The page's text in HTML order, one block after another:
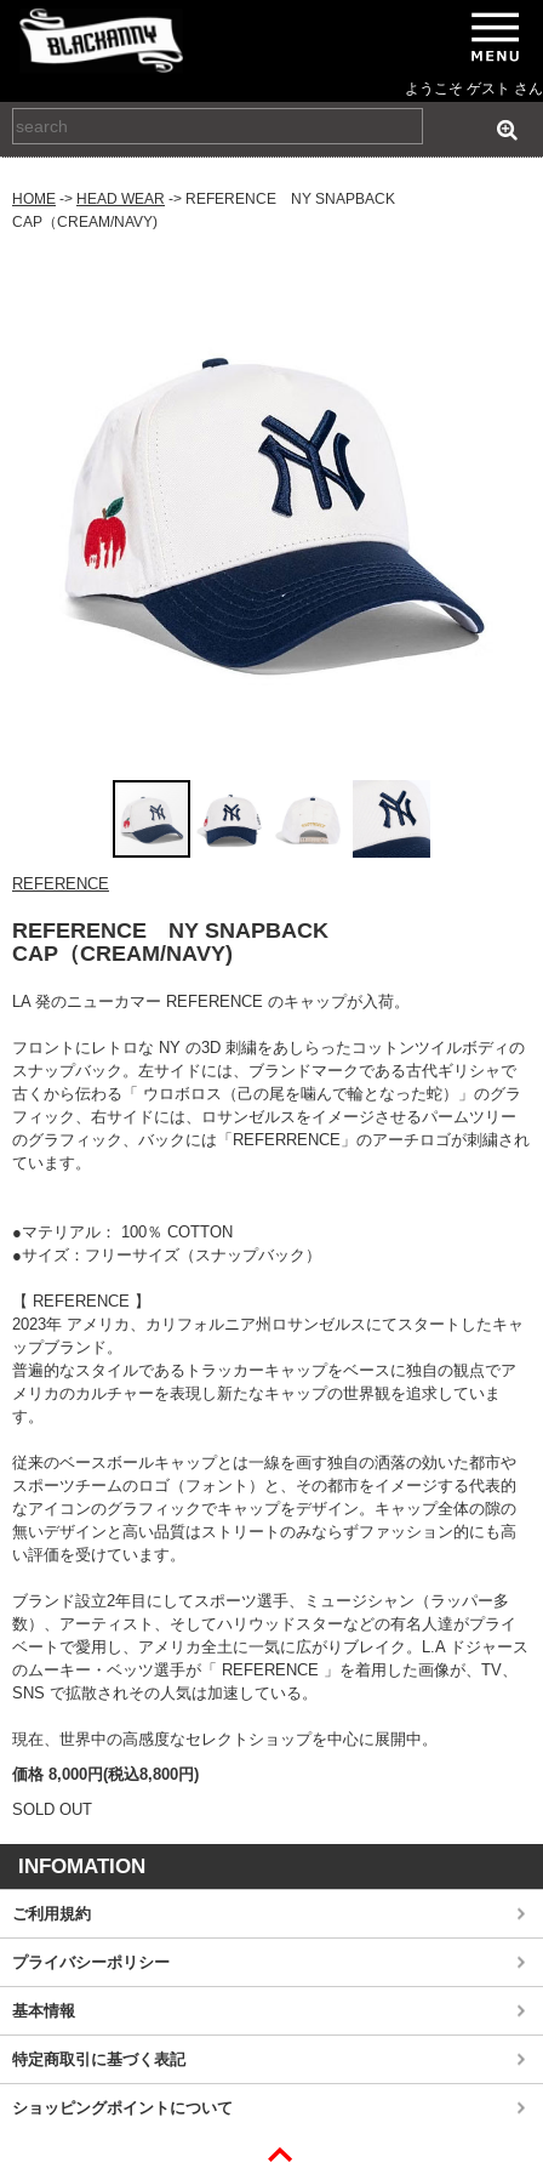
ようこそ ゲスト さん
HOME -> HEAD WEAR -> REFERENCE NY SNAPBACK
CAP（CREAM/NAVY)
REFERENCE
REFERENCE NY SNAPBACK
CAP（CREAM/NAVY)
LA 発のニューカマー REFERENCE のキャップが入荷。
フロントにレトロな NY の3D 刺繍をあしらったコットンツイルボディの
スナップバック。 左サイドには、ブランドマークである古代ギリシャで
古くから伝わる「 ウロボロス（己の尾を噛んで輪となった蛇）」のグラ
フィック、右サイドには、ロサンゼルスをイメージさせるパームツリー
のグラフィック、バックには「REFERRENCE」のアーチロゴが刺繍され
ています。
●マテリアル： 100％ COTTON
●サイズ：フリーサイズ（スナップバック）
【 REFERENCE 】
2023年 アメリカ、カリフォルニア州ロサンゼルスにてスタートしたキャ
ップブランド。
普遍的なスタイルであるトラッカーキャップをベースに独自の観点でア
メリカのカルチャーを表現し新たなキャップの世界観を追求していま
す。
従来のベースボールキャップとは一線を画す独自の洒落の効いた都市や
スポーツチームのロゴ（フォント）と、その都市をイメージする代表的
なアイコンのグラフィックでキャップをデザイン。 キャップ全体の隙の
無いデザインと高い品質はストリートのみならずファッション的にも高
い評価を受けています。
ブランド設立2年目にしてスポーツ選手、ミュージシャン（ラッパー多
数）、アーティスト、そしてハリウッドスターなどの有名人達がプライ
ベートで愛用し、アメリカ全土に一気に広がりブレイク。L.A ドジャース
のムーキー・ベッツ選手が「 REFERENCE 」を着用した画像が、TV、
SNS で拡散されその人気は加速している。
現在、世界中の高感度なセレクトショップを中心に展開中。
価格 8,000円(税込8,800円)
SOLD OUT
INFOMATION
ご利用規約
プライバシーポリシー
基本情報
特定商取引に基づく表記
ショッピングポイントについて